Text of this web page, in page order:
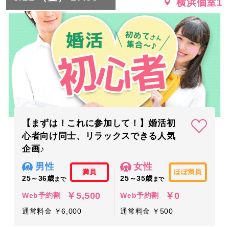
横浜個室1
【まずは！これに参加して！】婚活初
心者向け同士、リラックスできる人気
企画♪
男性
25～36歳まで
満員
Web予約割 ￥5,500
通常料金 ￥6,000
女性
25～35歳 まで
ほぼ満員
Web予約割 ￥0
通常料金 ￥500